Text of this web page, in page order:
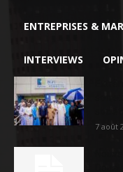
ENTREPRISES &
INTERVIEWS
7 août